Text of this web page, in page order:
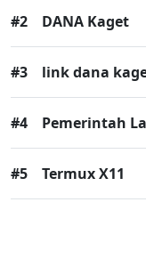
#2 DANA Kaget
#3 link dana
#4 Pemerintah
#5 Termux X11